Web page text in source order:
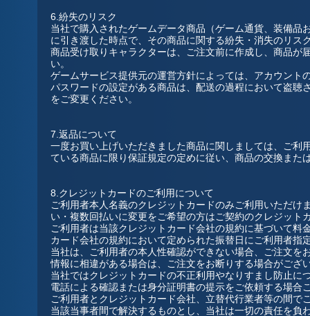
6.紛失のリスク
当社で購入されたゲームデータ商品（ゲーム通貨、装備
に引き渡した時点で、その商品に関する紛失・消失のリス
商品受け取りキャラクターは、ご注文前に作成し、商品
い。
ゲームサービス提供元の運営方針によっては、アカウント
パスワードの設定がある商品は、配送の過程において盗
をご変更ください。
7.返品について
一度お買い上げいただきました商品に関しましては、ご
ている商品に限り保証規定の定めに従い、商品の交換また
8.クレジットカードのご利用について
ご利用者本人名義のクレジットカードのみご利用いただ
い・複数回払いに変更をご希望の方はご契約のクレジット
ご利用者は当該クレジットカード会社の規約に基づいて
カード会社の規約において定められた振替日にご利用者指
当社は、ご利用者の本人性確認ができない場合、ご注文
情報に相違がある場合は、ご注文をお断りする場合がござ
当社ではクレジットカードの不正利用やなりすまし防止
電話による確認または身分証明書の提示をご依頼する場合
ご利用者とクレジットカード会社、立替代行業者等の間
当該当事者間で解決するものとし、当社は一切の責任を負